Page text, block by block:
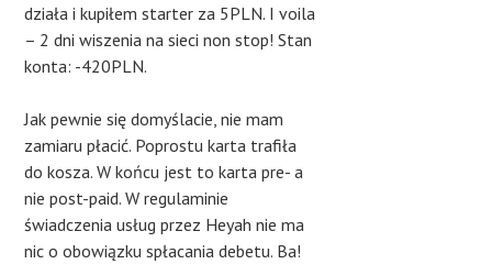
działa i kupiłem starter za 5PLN. I voila
– 2 dni wiszenia na sieci non stop! Stan
konta: -420PLN.
Jak pewnie się domyślacie, nie mam
zamiaru płacić. Poprostu karta trafiła
do kosza. W końcu jest to karta pre- a
nie post-paid. W regulaminie
świadczenia usług przez Heyah nie ma
nic o obowiązku spłacania debetu. Ba!